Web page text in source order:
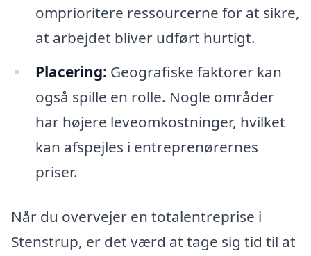
omprioritere ressourcerne for at sikre,
at arbejdet bliver udført hurtigt.
Placering: Geografiske faktorer kan
også spille en rolle. Nogle områder
har højere leveomkostninger, hvilket
kan afspejles i entreprenørernes
priser.
Når du overvejer en totalentreprise i
Stenstrup, er det værd at tage sig tid til at